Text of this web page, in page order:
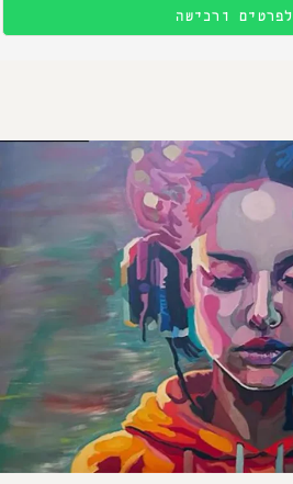
לפרטים ורכישה